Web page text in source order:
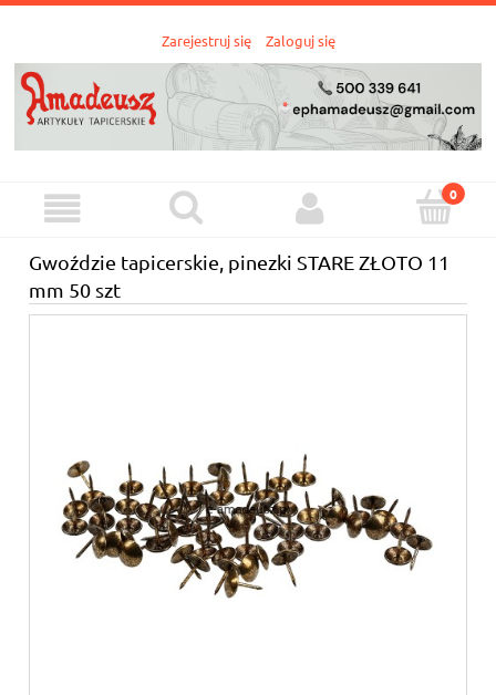
Zarejestruj się Zaloguj się
Gwoździe tapicerskie, pinezki STARE ZŁOTO 11
mm 50 szt